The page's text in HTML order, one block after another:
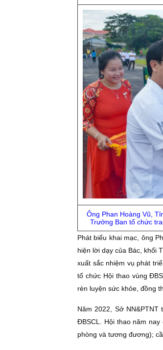
Ông Phan Hoàng Vũ,
Trưởng Ban tổ chức
Phát biểu khai mạc, ông
hiện lời dạy của Bác, khối
xuất sắc nhiệm vụ phát
tổ chức Hội thao vùng
rèn luyện sức khỏe, đồng
Năm 2022, Sở
ĐBSCL. Hội thao năm
phòng và tương đương);